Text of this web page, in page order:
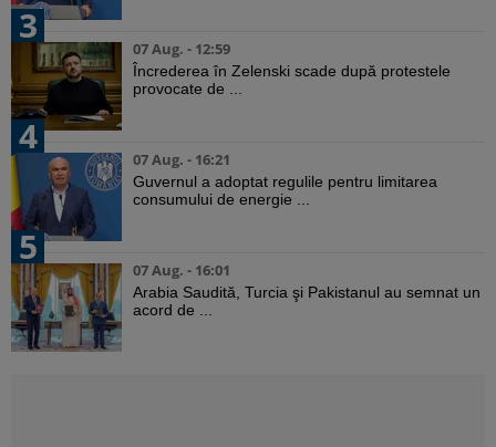
3
07 Aug. - 12:59
Încrederea în Zelenski scade după protestele
provocate de ...
4
07 Aug. - 16:21
Guvernul a adoptat regulile pentru limitarea
consumului de energie ...
5
07 Aug. - 16:01
Arabia Saudită, Turcia şi Pakistanul au semnat un
acord de ...